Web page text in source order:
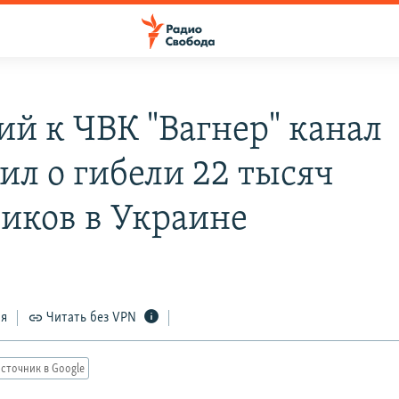
к ЧВК "Вагнер" канал
о гибели 22 тысяч
в Украине
Читать без VPN
в Google